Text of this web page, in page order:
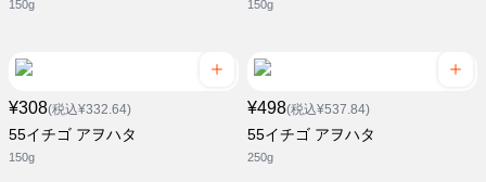
150g 150g
¥308(税込¥332.64)
55イチゴ アヲハタ
150g
¥498(税込¥537.84)
55イチゴ アヲハタ
250g